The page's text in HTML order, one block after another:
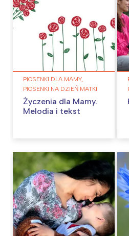
PIOSENKI DLA MAMY,
PIOSENKI NA DZIEŃ MATKI
Życzenia dla Mamy.
Melodia i tekst